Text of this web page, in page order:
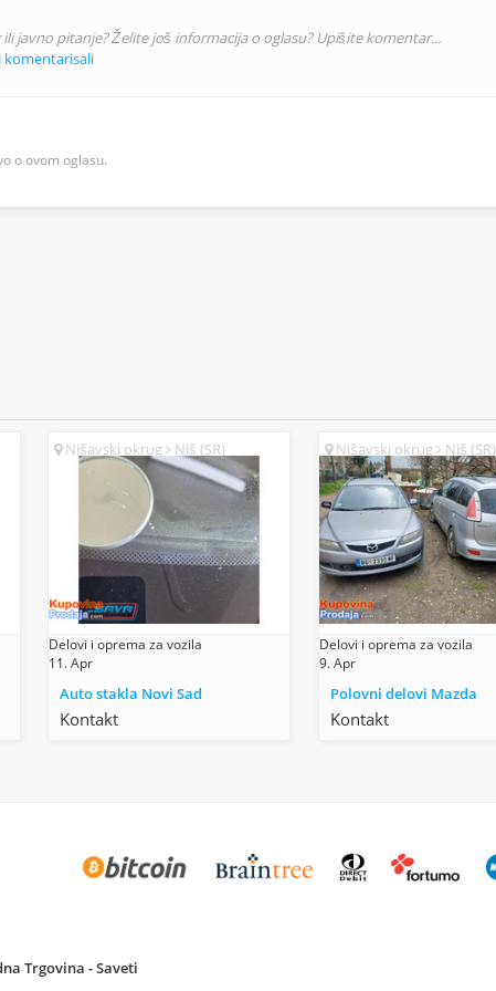
javno pitanje? Želite još informacija o oglasu? Upišite komentar...
komentarisali
o ovom oglasu.
Nišavski okrug Niš (SR)
Delovi i oprema za vozila
11. Apr
Auto stakla Novi Sad
Kontakt
Nišavski okrug Niš (SR)
Delovi i oprema za vozila
9. Apr
Polovni delovi Mazda
Kontakt
Trgovina - Saveti